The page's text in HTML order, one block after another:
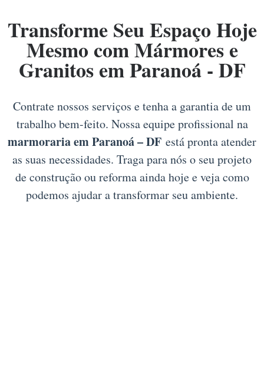
Transforme Seu Espaço Hoje
Mesmo com Mármores e
Granitos em Paranoá - DF
Contrate nossos serviços e tenha a garantia de um
trabalho bem-feito. Nossa equipe profissional na
marmoraria em Paranoá – DF está pronta atender
as suas necessidades. Traga para nós o seu projeto
de construção ou reforma ainda hoje e veja como
podemos ajudar a transformar seu ambiente.